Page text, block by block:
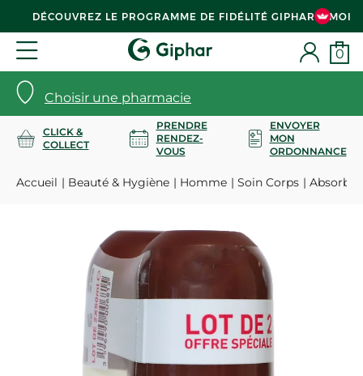
DÉCOUVREZ LE PROGRAMME DE FIDÉLITÉ GIPHAR & MOI
Choisir une pharmacie
0
CLICK &
COLLECT
PRENDRE
RENDEZ-
VOUS
ENVOYER
MON
ORDONNANCE
Accueil Beauté & Hygiène Homme Soin Corps Absorb+